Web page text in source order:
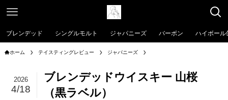
ブレンデッド シングルモルト ジャパニーズ バーボン ハイボール
ホーム テイスティングレビュー ジャパニーズ
ブレンデッドウイスキー 山桜
（黒ラベル）
2026
4/18